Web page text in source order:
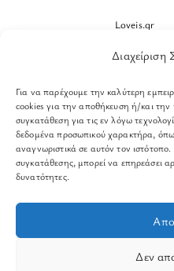
Διαχείριση
Για να παρέχουμε την καλύτερη
cookies για την αποθήκευση ή/και
συγκατάθεση για τις εν λόγω
δεδομένα προσωπικού χαρακτήρα,
αναγνωριστικά σε αυτόν τον
συγκατάθεσης, μπορεί να επηρεάσει
δυνατότητες.
Δεν
Loveis.gr
OikonomiaPlus.gr
Oikotropia.gr
Perepet.gr
© 2026Orama Group
801086294 – Δ.Ο.Υ.
148748903000 |